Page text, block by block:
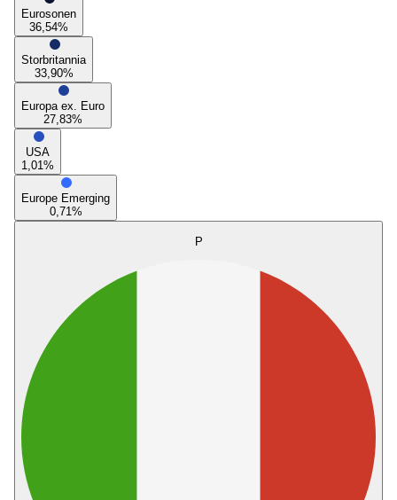
Eurosonen
36,54%
Storbritannia
33,90%
Europa ex. Euro
27,83%
USA
1,01%
Europe Emerging
0,71%
P